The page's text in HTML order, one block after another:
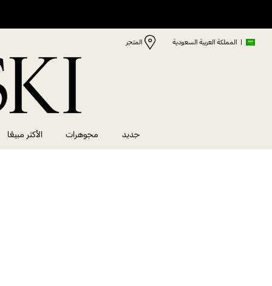
| المملكة العربية السعودية المتجر
جديد مجوهرات الأكثر مبيعًا